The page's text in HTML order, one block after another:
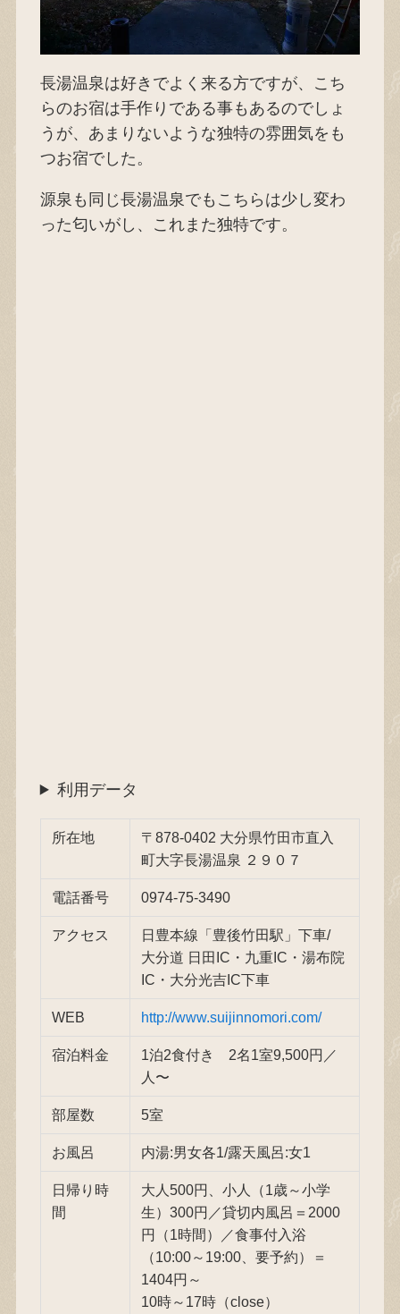
長湯温泉は好きでよく来る方ですが、こち
らのお宿は手作りである事もあるのでしょ
うが、あまりないような独特の雰囲気をも
つお宿でした。
源泉も同じ長湯温泉でもこちらは少し変わ
った匂いがし、これまた独特です。
利用データ
所在地
〒878-0402 大分県竹田市直入
町大字長湯温泉 ２９０７
電話番号 0974-75-3490
アクセス
日豊本線「豊後竹田駅」下車/
大分道 日田IC・九重IC・湯布院
IC・大分光吉IC下車
WEB http://www.suijinnomori.com/
宿泊料金
1泊2食付き 2名1室9,500円／
人〜
部屋数 5室
お風呂 内湯:男女各1/露天風呂:女1
日帰り時
間
大人500円、小人（1歳～小学
生）300円／貸切内風呂＝2000
円（1時間）／食事付入浴
（10:00～19:00、要予約）＝
1404円～
10時～17時（close）